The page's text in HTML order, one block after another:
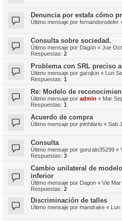
Denuncia por estafa cómo
Último mensaje por fernandorodeler
Consulta sobre sociedad.
Último mensaje por Dagon « Jue
Respuestas: 2
Problema con SRL preciso
Último mensaje por garojkin « Lun
Respuestas: 1
Re: Modelo de
Último mensaje por admin « Mar
Respuestas: 1
Acuerdo de compra
Último mensaje por jninhilario « Sab
Consulta
Último mensaje por gonzalo35299 «
Respuestas: 3
Cambio unilateral de
inferior
Último mensaje por Dagon « Vie
Respuestas: 2
Discriminación de talles
Último mensaje por mandrake « Lun